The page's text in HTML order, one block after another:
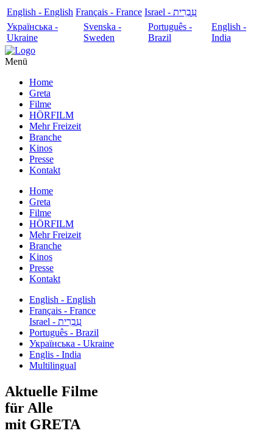
English - English Français - France
עִבְרִית - Israel
Українська -
Ukraine
Svenska -
Sweden
Português -
Brazil
English -
India
Menü
Home
Greta
Filme
HÖRFILM
Mehr Freizeit
Branche
Kinos
Presse
Kontakt
Home
Greta
Filme
HÖRFILM
Mehr Freizeit
Branche
Kinos
Presse
Kontakt
English - English
Français - France
עִבְרִית - Israel
Português - Brazil
Українська - Ukraine
Englis - India
Multilingual
Aktuelle Filme
für Alle
mit GRETA